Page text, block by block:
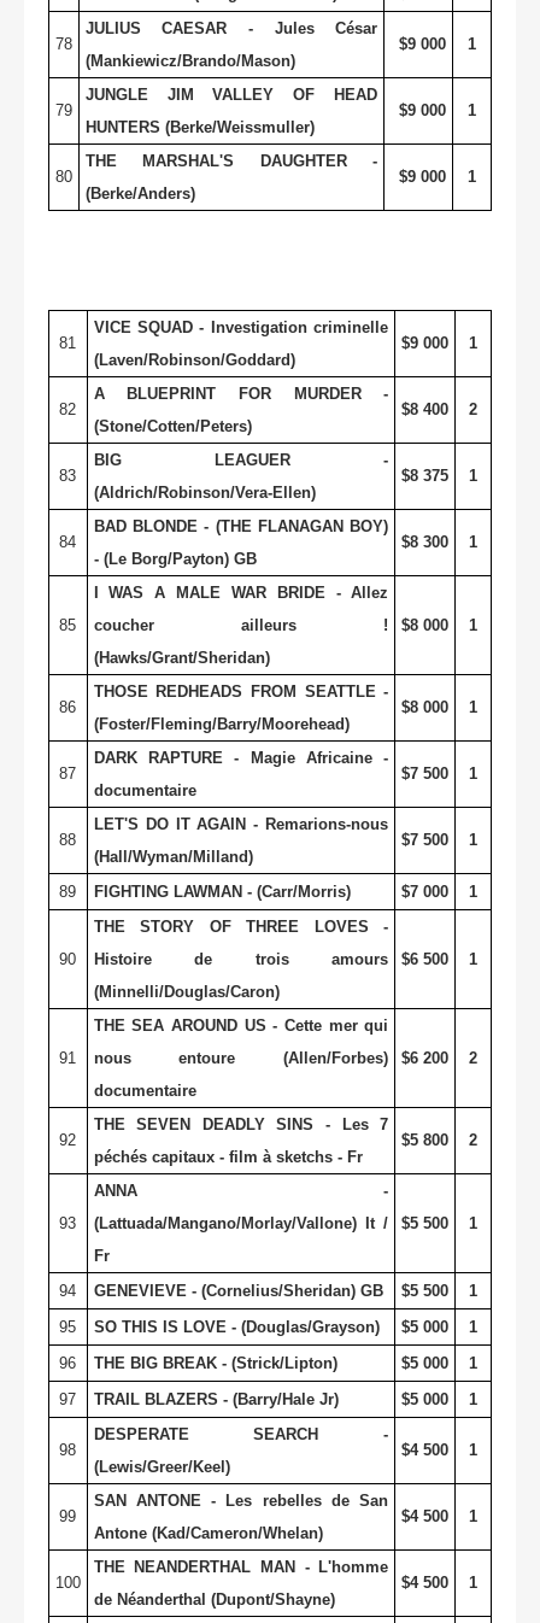
78
JULIUS CAESAR - Jules César
(Mankiewicz/Brando/Mason)
$9 000 1
79
JUNGLEJIM VALLEY OF HEAD
HUNTERS (Berke/Weissmuller)
$9 000 1
80
THE MARSHAL'S DAUGHTER -
(Berke/Anders)
$9 000 1
81
VICE SQUAD - Investigation criminelle
(Laven/Robinson/Goddard)
$9 000 1
82
A BLUEPRINT FOR MURDER -
(Stone/Cotten/Peters)
$8 400 2
83
BIG LEAGUER -
(Aldrich/Robinson/Vera-Ellen)
$8 375 1
84
BAD BLONDE - (THE FLANAGAN BOY)
- (Le Borg/Payton) GB
$8 300 1
85
I WAS A MALE WAR BRIDE - Allez
coucher ailleurs !
(Hawks/Grant/Sheridan)
$8 000 1
86
THOSE REDHEADS FROM SEATTLE -
(Foster/Fleming/Barry/Moorehead)
$8 000 1
87
DARK RAPTURE - Magie Africaine -
documentaire
$7 500 1
88
LET'S DO IT AGAIN - Remarions-nous
(Hall/Wyman/Milland)
$7 500 1
89 FIGHTING LAWMAN - (Carr/Morris) $7 000 1
90
THE STORY OF THREE LOVES -
Histoire de trois amours
(Minnelli/Douglas/Caron)
$6 500 1
91
THE SEA AROUND US - Cette mer qui
nous entoure (Allen/Forbes)
documentaire
$6 200 2
92
THE SEVEN DEADLY SINS - Les 7
péchés capitaux - film à sketchs - Fr
$5 800 2
93
ANNA -
(Lattuada/Mangano/Morlay/Vallone) It /
Fr
$5 500 1
94 GENEVIEVE - (Cornelius/Sheridan) GB $5 500
1
95
SO THIS IS LOVE - (Douglas/Grayson) $5 000
1
96
THE BIG BREAK - (Strick/Lipton) $5 000
1
97
TRAIL BLAZERS - (Barry/Hale Jr) $5 000 1
98
DESPERATE SEARCH -
(Lewis/Greer/Keel)
$4 500 1
99
SAN ANTONE - Les rebelles de San
Antone (Kad/Cameron/Whelan)
$4 500 1
100
THE NEANDERTHAL MAN - L'homme
de Néanderthal (Dupont/Shayne)
$4 500 1